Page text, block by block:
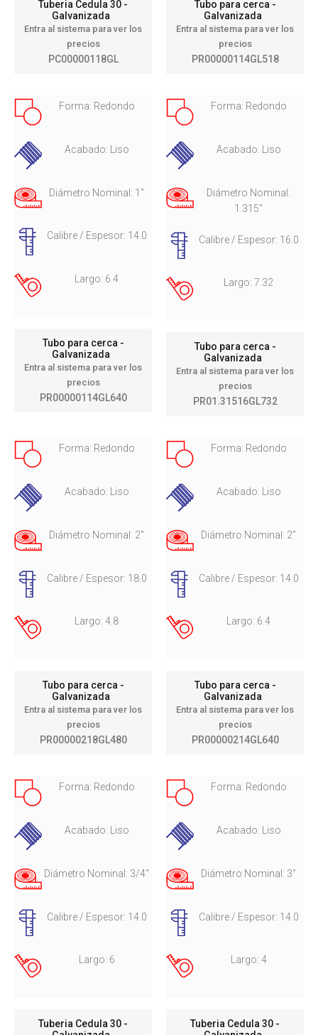
Tuberia Cedula 30 -
Galvanizada
Entra al sistema para ver los
precios
PC00000118GL
Tubo para cerca -
Galvanizada
Entra al sistema para ver los
precios
PR00000114GL518
Forma: Redondo
Acabado: Liso
Diámetro Nominal: 1"
Calibre / Espesor: 14.0
Largo: 6.4
Tubo para cerca -
Galvanizada
Entra al sistema para ver los
precios
PR00000114GL640
Forma: Redondo
Acabado: Liso
Diámetro Nominal:
1.315"
Calibre / Espesor: 16.0
Largo: 7.32
Tubo para cerca -
Galvanizada
Entra al sistema para ver los
precios
PR01.31516GL732
Forma: Redondo
Acabado: Liso
Diámetro Nominal: 2"
Calibre / Espesor: 18.0
Largo: 4.8
Tubo para cerca -
Galvanizada
Entra al sistema para ver los
precios
PR00000218GL480
Forma: Redondo
Acabado: Liso
Diámetro Nominal: 2"
Calibre / Espesor: 14.0
Largo: 6.4
Tubo para cerca -
Galvanizada
Entra al sistema para ver los
precios
PR00000214GL640
Forma: Redondo
Acabado: Liso
Diámetro Nominal: 3/4"
Calibre / Espesor: 14.0
Largo: 6
Tuberia Cedula 30 -
Forma: Redondo
Acabado: Liso
Diámetro Nominal: 3"
Calibre / Espesor: 14.0
Largo: 4
Tuberia Cedula 30 -